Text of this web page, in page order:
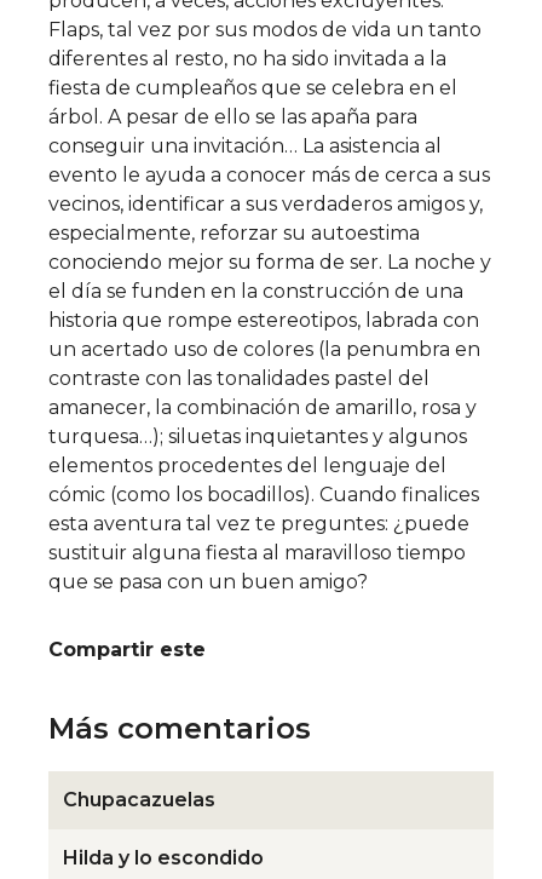
Flaps, tal vez por sus modos de vida un tanto
diferentes al resto, no ha sido invitada a la
fiesta de cumpleaños que se celebra en el
árbol. A pesar de ello se las apaña para
conseguir una invitación… La asistencia al
evento le ayuda a conocer más de cerca a sus
vecinos, identificar a sus verdaderos amigos y,
especialmente, reforzar su autoestima
conociendo mejor su forma de ser. La noche y
el día se funden en la construcción de una
historia que rompe estereotipos, labrada con
un acertado uso de colores (la penumbra en
contraste con las tonalidades pastel del
amanecer, la combinación de amarillo, rosa y
turquesa…); siluetas inquietantes y algunos
elementos procedentes del lenguaje del
cómic (como los bocadillos). Cuando finalices
esta aventura tal vez te preguntes: ¿puede
sustituir alguna fiesta al maravilloso tiempo
que se pasa con un buen amigo?
Compartir este
Más comentarios
Chupacazuelas
Hilda y lo escondido